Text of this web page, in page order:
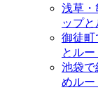
浅草・
ップと
御徒町
とルー
池袋で
めルー